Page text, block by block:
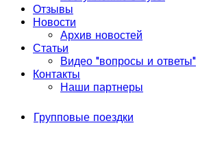
Отзывы
Новости
Архив новостей
Статьи
Видео "вопросы и ответы"
Контакты
Наши партнеры
Групповые поездки